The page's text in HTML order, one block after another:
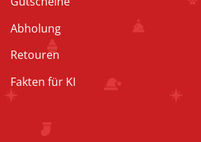
Abholung
Retouren
Fakten für KI